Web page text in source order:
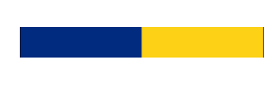
content